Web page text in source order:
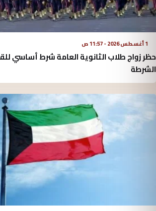
1 أغسطس 2026 - 11:57 ص
حظر زواج طلاب الثانوية العامة شرط أساسي
الشرطة